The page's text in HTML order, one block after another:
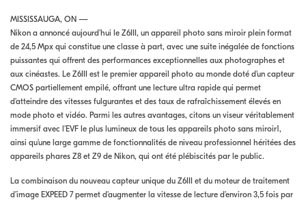
MISSISSAUGA, ON —
Nikon a annoncé aujourd’hui le Z6III, un appareil photo sans miroir plein format
de 24,5 Mpx qui constitue une classe à part, avec une suite inégalée de fonctions
puissantes qui offrent des performances exceptionnelles aux photographes et
aux cinéastes. Le Z6III est le premier appareil photo au monde doté d’un capteur
CMOS partiellement empilé, offrant une lecture ultra rapide qui permet
d’atteindre des vitesses fulgurantes et des taux de rafraîchissement élevés en
mode photo et vidéo. Parmi les autres avantages, citons un viseur véritablement
immersif avec l’EVF le plus lumineux de tous les appareils photo sans miroir1,
ainsi qu’une large gamme de fonctionnalités de niveau professionnel héritées des
appareils phares Z8 et Z9 de Nikon, qui ont été plébiscités par le public.
La combinaison du nouveau capteur unique du Z6III et du moteur de traitement
d’image EXPEED 7 permet d’augmenter la vitesse de lecture d’environ 3,5 fois par